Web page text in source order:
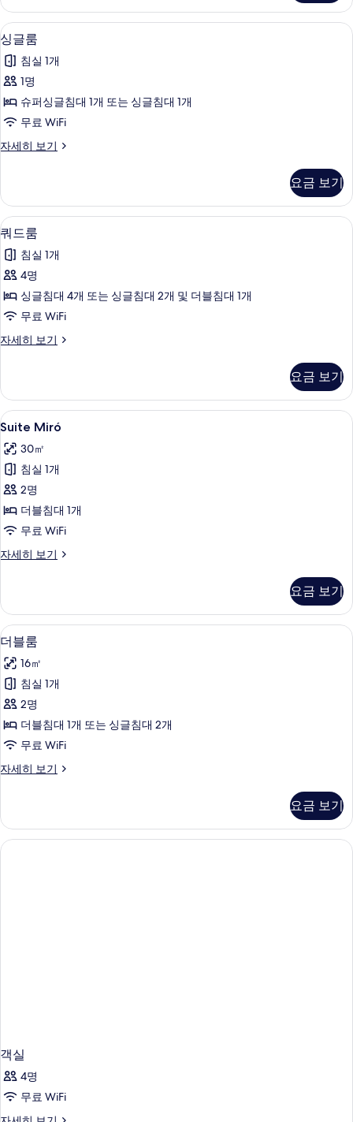
자
세
히
보
기
싱
글
룸
사
진
두
기
싱글룸 | 객실 내 금고, 책상, 노트북 작
4
싱글룸
침실 1개
1명
슈퍼싱글침대 1개 또는 싱글침대 1개
무료 WiFi
자세히 보기
싱
세
히
보
기
요금 보기
쿼
드
룸
사
진
두
기
쿼드룸 | 객실 내 금고, 책상, 노트북 작
25
쿼드룸
침실 1개
4명
싱글침대 4개 또는 싱글침대 2개 및 더블침대 1개
무료 WiFi
자세히 보기
쿼
세
히
보
요금 보기
Suite
Miró
사
진
모
두
보
기
Suite Miró | 객실 내 금고, 책상, 노트
8
Suite Miró
30㎡
침실 1개
2명
더블침대 1개
무료 WiFi
자세히 보기
Suite
히
보
기
요금 보기
더
블
룸
사
진
모
보
객실 내 금고, 책상, 노트북 작업 공간,
25
더블룸
16㎡
침실 1개
2명
더블침대 1개 또는 싱글침대 2개
무료 WiFi
자세히 보기
더
세
히
보
요금 보기
객실
4명
무료 WiFi